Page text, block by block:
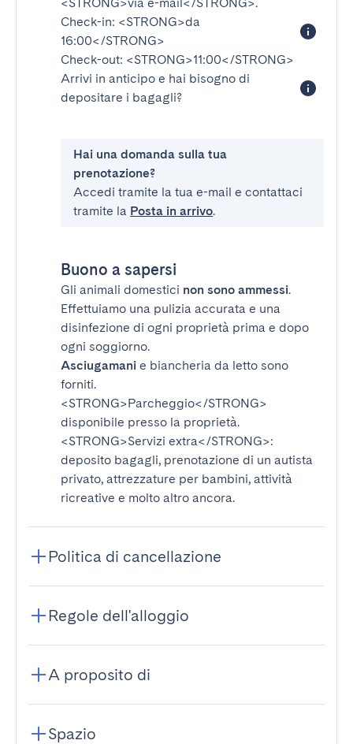
Check-in: <STRONG>da
16:00</STRONG>
Check-out: <STRONG>11:00</STRONG>
Arrivi in anticipo e hai bisogno di
depositare i bagagli?
Hai una domanda sulla tua
prenotazione?
Accedi tramite la tua e-mail e contattaci
tramite la Posta in arrivo.
Buono a sapersi
Gli animali domestici non sono ammessi.
Effettuiamo una pulizia accurata e una
disinfezione di ogni proprietà prima e dopo
ogni soggiorno.
Asciugamani e biancheria da letto sono
forniti.
<STRONG>Parcheggio</STRONG>
disponibile presso la proprietà.
<STRONG>Servizi extra</STRONG>:
deposito bagagli, prenotazione di un autista
privato, attrezzature per bambini, attività
ricreative e molto altro ancora.
Politica di cancellazione
Regole dell'alloggio
A proposito di
Spazio